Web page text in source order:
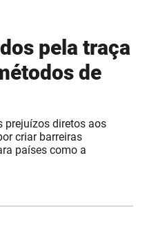
pela traça
de
prejuízos diretos aos
criar barreiras
países como a